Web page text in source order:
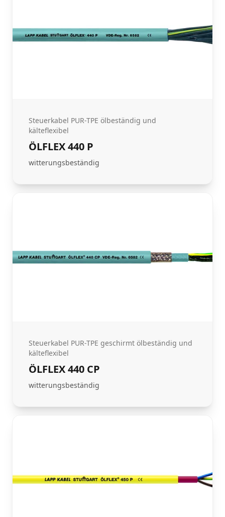
Steuerkabel PUR-TPE ölbeständig und
kälteflexibel
ÖLFLEX 440 P
witterungsbeständig
Steuerkabel PUR-TPE geschirmt ölbeständig und
kälteflexibel
ÖLFLEX 440 CP
witterungsbeständig